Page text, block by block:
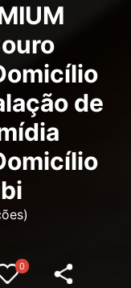
de
0